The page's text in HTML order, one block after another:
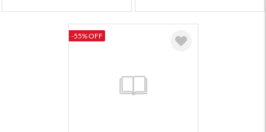
-55% OFF